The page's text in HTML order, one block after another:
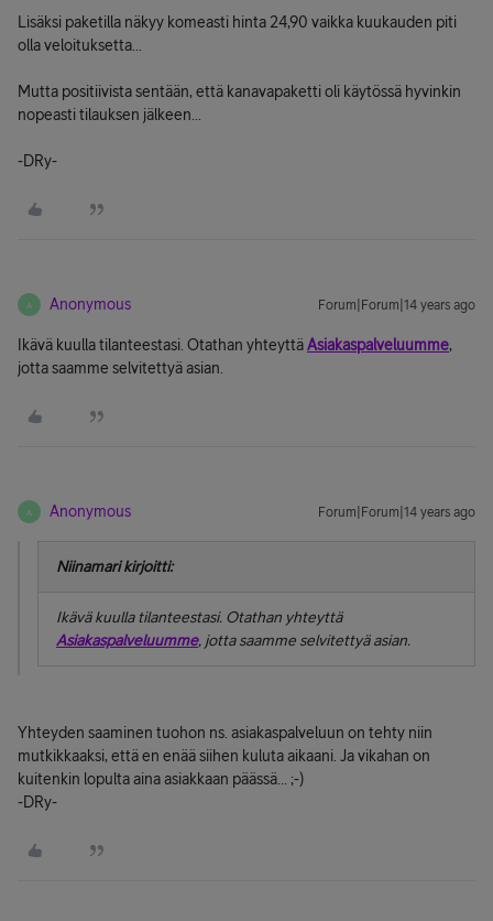
Lisäksi paketilla näkyy komeasti hinta 24,90 vaikka kuukauden piti
olla veloituksetta...
Mutta positiivista sentään, että kanavapaketti oli käytössä hyvinkin
nopeasti tilauksen jälkeen...
-DRy-
A Anonymous Forum|Forum|14 years ago
Ikävä kuulla tilanteestasi. Otathan yhteyttäAsiakaspalveluumme,
jotta saamme selvitettyä asian.
A Anonymous Forum|Forum|14 years ago
Niinamari kirjoitti:
Ikävä kuulla tilanteestasi. Otathan yhteyttä
Asiakaspalveluumme, jotta saamme selvitettyä asian.
Yhteyden saaminen tuohon ns. asiakaspalveluun on tehty niin
mutkikkaaksi, että en enää siihen kuluta aikaani. Ja vikahan on
kuitenkin lopulta aina asiakkaan päässä... ;-)
-DRy-